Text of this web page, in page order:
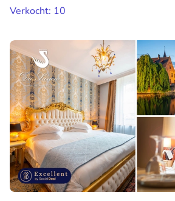
Verkocht: 10